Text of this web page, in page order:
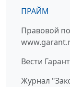
ПРАЙМ
Правовой
Вести
Журнал